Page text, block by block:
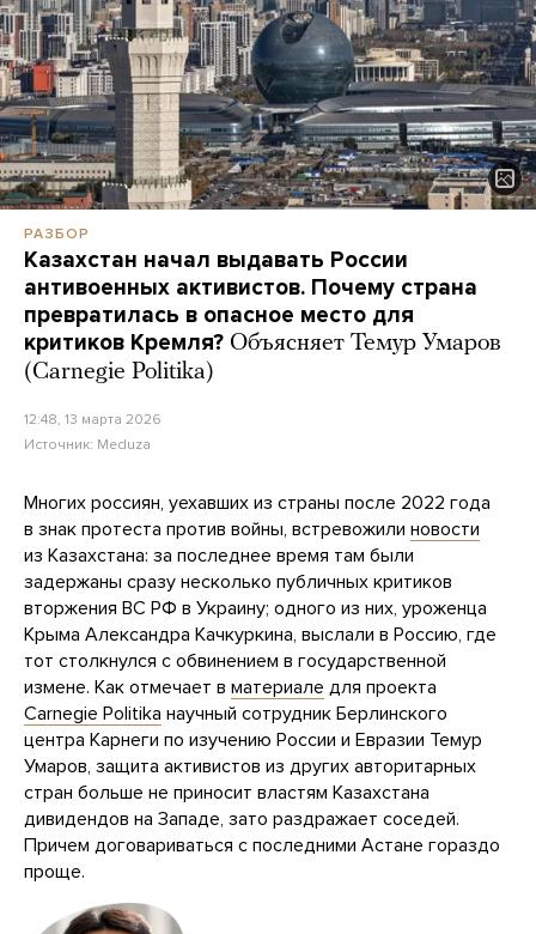
РАЗБОР
Казахстан начал выдавать России
антивоенных активистов. Почему страна
превратилась в опасное место для
критиков Кремля? Объясняет Темур Умаров
(Carnegie Politika)
12:48, 13 марта 2026
Источник: Meduza
Многих россиян, уехавших из страны после 2022 года
в знак протеста против войны, встревожили новости
из Казахстана: за последнее время там были
задержаны сразу несколько публичных критиков
вторжения ВС РФ в Украину; одного из них, уроженца
Крыма Александра Качкуркина, выслали в Россию, где
тот столкнулся с обвинением в государственной
измене. Как отмечает в материале для проекта
Carnegie Politika научный сотрудник Берлинского
центра Карнеги по изучению России и Евразии Темур
Умаров, защита активистов из других авторитарных
стран больше не приносит властям Казахстана
дивидендов на Западе, зато раздражает соседей.
Причем договариваться с последними Астане гораздо
проще.